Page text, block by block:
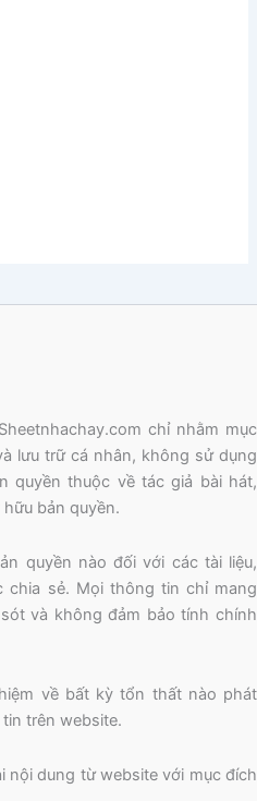
chỉ nhằm mục
lưu trữ cá nhân, không sử dụng
quyền thuộc về tác giả bài hát,
bản quyền.
quyền nào đối với các tài liệu,
chia sẻ. Mọi thông tin chỉ mang
và không đảm bảo tính chính
về bất kỳ tổn thất nào phát
trên website.
nội dung từ website với mục đích